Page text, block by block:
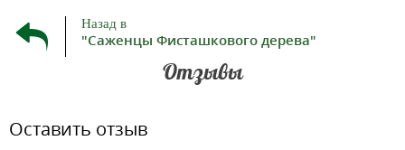
Назад в
"Саженцы Фисташкового дерева"
Отзывы
Оставить отзыв